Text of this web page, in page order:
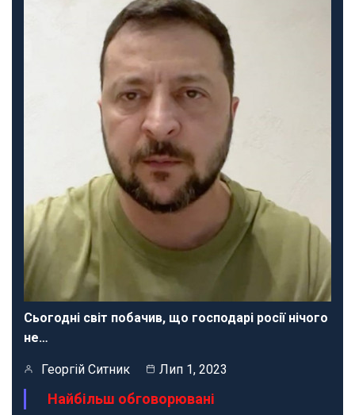
Сьогодні світ побачив, що господарі росії нічого
не…
Георгій Ситник Лип 1, 2023
Найбільш обговорювані